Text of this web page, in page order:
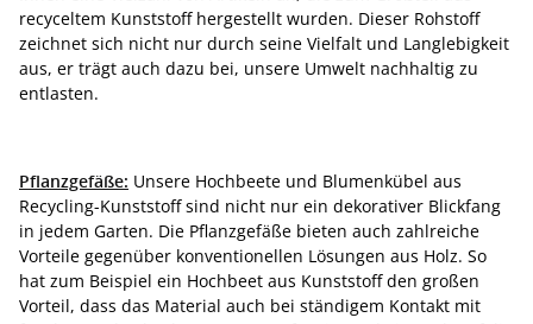
recyceltem Kunststoff hergestellt wurden. Dieser Rohstoff
zeichnet sich nicht nur durch seine Vielfalt und Langlebigkeit
aus, er trägt auch dazu bei, unsere Umwelt nachhaltig zu
entlasten.
Pflanzgefäße: Unsere Hochbeete und Blumenkübel aus
Recycling-Kunststoff sind nicht nur ein dekorativer Blickfang
in jedem Garten. Die Pflanzgefäße bieten auch zahlreiche
Vorteile gegenüber konventionellen Lösungen aus Holz. So
hat zum Beispiel ein Hochbeet aus Kunststoff den großen
Vorteil, dass das Material auch bei ständigem Kontakt mit